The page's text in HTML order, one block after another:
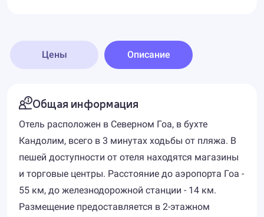
Цены Описание
Общая информация
Отель расположен в Северном Гоа, в бухте
Кандолим, всего в 3 минутах ходьбы от пляжа. В
пешей доступности от отеля находятся магазины
и торговые центры. Расстояние до аэропорта Гоа -
55 км, до железнодорожной станции - 14 км.
Размещение предоставляется в 2-этажном